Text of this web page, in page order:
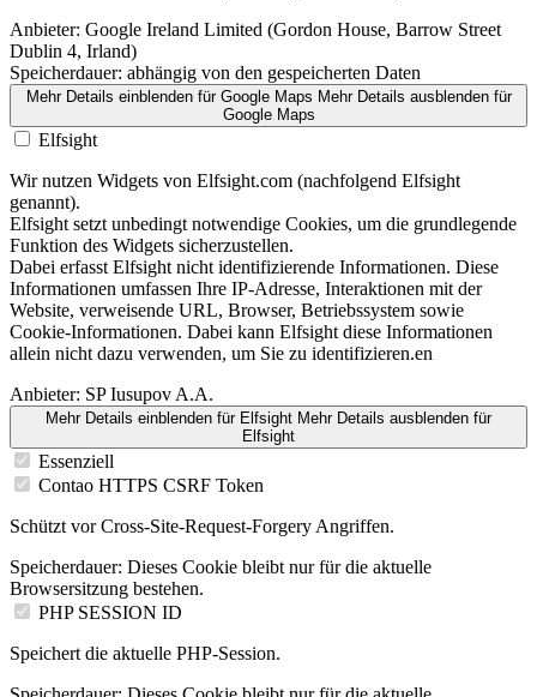
Anbieter: Google Ireland Limited (Gordon House, Barrow Street
Dublin 4, Irland)
Speicherdauer: abhängig von den gespeicherten Daten
Mehr Details einblendenfür Google Maps Mehr Details ausblendenfür
Google Maps
Elfsight
Wir nutzen Widgets von Elfsight.com (nachfolgend Elfsight
genannt).
Elfsight setzt unbedingt notwendige Cookies, um die grundlegende
Funktion des Widgets sicherzustellen.
Dabei erfasst Elfsight nicht identifizierende Informationen. Diese
Informationen umfassen Ihre IP-Adresse, Interaktionen mit der
Website, verweisende URL, Browser, Betriebssystem sowie
Cookie-Informationen. Dabei kann Elfsight diese Informationen
allein nicht dazu verwenden, um Sie zu identifizieren.en
Anbieter: SP Iusupov A.A.
Mehr Details einblenden für Elfsight Mehr Details ausblenden für
Elfsight
Essenziell
Contao HTTPS CSRF Token
Schützt vor Cross-Site-Request-Forgery Angriffen.
Speicherdauer: Dieses Cookie bleibt nur für die aktuelle
Browsersitzung bestehen.
PHP SESSION ID
Speichert die aktuelle PHP-Session.